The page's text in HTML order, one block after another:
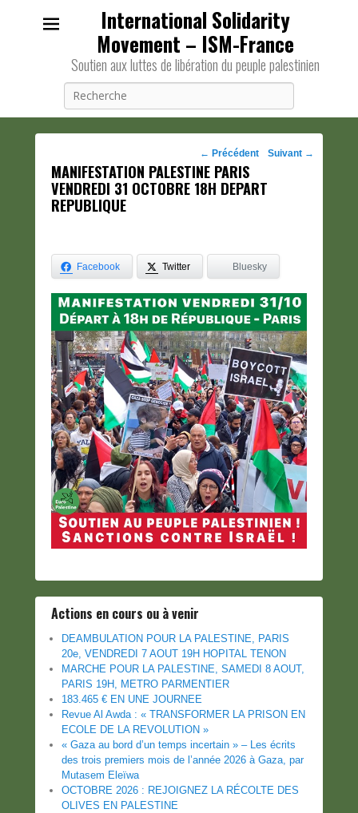
International Solidarity
Movement – ISM-France
Soutien aux luttes de libération du peuple palestinien
Navigation
des
← Précédent Suivant →
MANIFESTATION PALESTINE PARIS
VENDREDI 31 OCTOBRE 18H DEPART
REPUBLIQUE
Facebook Twitter Bluesky
Actions en cours ou à venir
DEAMBULATION POUR LA PALESTINE, PARIS
20e, VENDREDI 7 AOUT 19H HOPITAL TENON
MARCHE POUR LA PALESTINE, SAMEDI 8 AOUT,
PARIS 19H, METRO PARMENTIER
183.465 € EN UNE JOURNEE
Revue Al Awda : « TRANSFORMER LA PRISON EN
ECOLE DE LA REVOLUTION »
« Gaza au bord d’un temps incertain » – Les écrits
des trois premiers mois de l’année 2026 à Gaza, par
Mutasem Eleïwa
OCTOBRE 2026 : REJOIGNEZ LA RÉCOLTE DES
OLIVES EN PALESTINE